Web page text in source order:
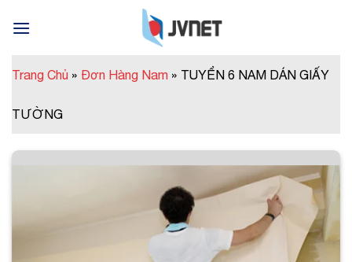
Trang Chủ » Đơn Hàng Nam » TUYỂN 6 NAM DÁN GIẤY
TƯỜNG